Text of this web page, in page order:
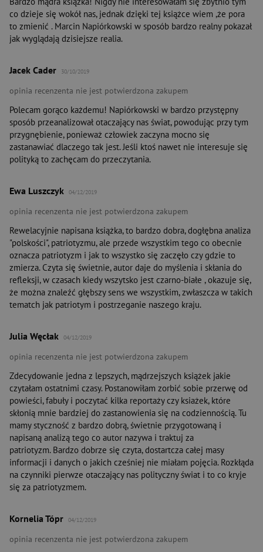
co dzieje się wokół nas, jednak dzięki tej książce wiem ,że pora
to zmienić . Marcin Napiórkowski w sposób bardzo realny pokazał
jak wyglądają dzisiejsze realia.
Jacek Cader 30/10/2019
opinia recenzenta nie jest potwierdzona zakupem
Polecam gorąco każdemu! Napiórkowski w bardzo przystępny
sposób przeanalizował otaczający nas świat, powodując przy tym
przygnębienie, ponieważ człowiek zaczyna mocno się
zastanawiać dlaczego tak jest. Jeśli ktoś nawet nie interesuje się
polityką to zachęcam do przeczytania.
Ewa Luszczyk 04/12/2019
opinia recenzenta nie jest potwierdzona zakupem
Rewelacyjnie napisana książka, to bardzo dobra, dogłębna analiza
"polskości", patriotyzmu, ale przede wszystkim tego co obecnie
oznacza patriotyzm i jak to wszystko się zaczęło czy gdzie to
zmierza. Czyta się świetnie, autor daje do myślenia i skłania do
refleksji, w czasach kiedy wszytsko jest czarno-białe , okazuje się,
że można znaleźć głębszy sens we wszystkim, zwłaszcza w takich
tematch jak patriotym i postrzeganie naszego kraju.
Julia Węcłak 04/12/2019
opinia recenzenta nie jest potwierdzona zakupem
Zdecydowanie jedna z lepszych, mądrzejszych książek jakie
czytałam ostatnimi czasy. Postanowiłam zorbić sobie przerwę od
powieści, fabuły i poczytać kilka reportaży czy ksiażek, które
skłonią mnie bardziej do zastanowienia się na codziennością. Tu
mamy styczność z bardzo dobrą, świetnie przygotowaną i
napisaną analizą tego co autor nazywa i traktuj za
patriotyzm. Bardzo dobrze się czyta, dostartcza całej masy
informacji i danych o jakich cześniej nie miałam pojęcia. Rozkłąda
na czynniki pierwze otaczający nas polityczny świat i to co kryje
się za patriotyzmem.
Kornelia Tópr 04/12/2019
opinia recenzenta nie jest potwierdzona zakupem